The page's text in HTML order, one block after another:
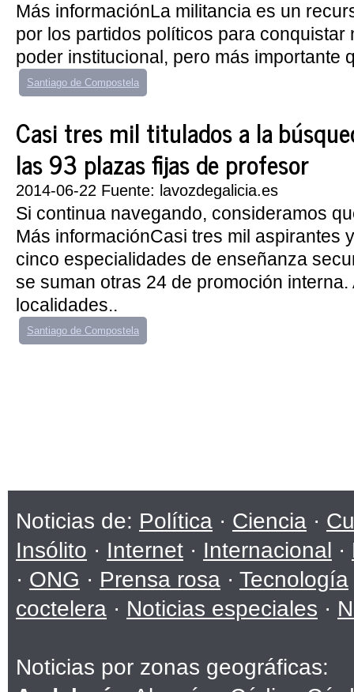
Más informaciónLa militancia es un
por los partidos políticos para conquistar
poder institucional, pero más importante
Santiago de Compostela
Casi tres mil titulados a la
las 93 plazas fijas de profesor
2014-06-22 Fuente: lavozdegalicia.es
Si continua navegando, consideramos
Más informaciónCasi tres mil aspirantes
cinco especialidades de enseñanza
se suman otras 24 de promoción interna.
localidades..
Santiago de Compostela
Noticias de: Política · Ciencia ·
Insólito · Internet · Internacional ·
· ONG · Prensa rosa · Tecnología
coctelera · Noticias especiales ·
Noticias por zonas geográficas: